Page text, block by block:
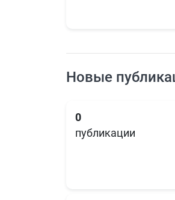
Новые
0
публикации